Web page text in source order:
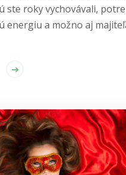
ste roky vychovávali,
energiu a možno aj